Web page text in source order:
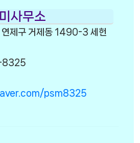
사무소
연제구 거제동 1490-3 세헌
8325
psm8325